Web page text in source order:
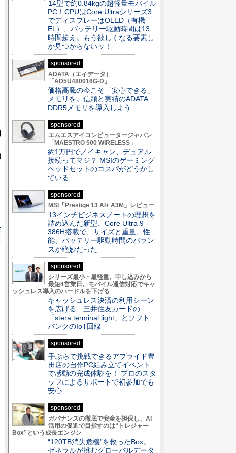
14型で約0.84kgの超軽量モバイル
PC！CPUはCore Ultraシリーズ3
でディスプレーはOLED（有機
EL）、バッテリー駆動時間は13
時間超え。もう欲しくなる要素し
か見つからないッ！
sponsored
ADATA（エイデータ）
「AD5U480016G-D」
価格高騰の今こそ「安心できる」
メモリを。信頼と実績のADATA
DDR5メモリを導入しよう
sponsored
エムエスアイコンピュータージャパン
「MAESTRO 500 WIRELESS」
約1万円でノイキャン、デュアル
接続ってマジ？ MSIのゲーミング
ヘッドセットのコスパがどうかし
ている
sponsored
MSI「Prestige 13 AI+ A3M」レビュー
13インチビジネスノートの理想を
詰め込んだ新型、Core Ultra 9
386H搭載で、サイズと重量、性
能、バッテリー駆動時間のバラン
スが絶妙だった
sponsored
シリーズ最小・最軽量、申し込みから
最短4営業日。モバイル通信対応でキャ
ッシュレス導入のハードルを下げる
キャッシュレス決済の利用シーン
を広げる 三井住友カードの
「stera terminal light」とソフト
バンクのIoT回線
sponsored
手ぶらで挑戦できるアプライド豊
田店の自作PC組み立てイベント
で感動の完成体験を！ プロのスタ
ッフによるサポートで初参加でも
安心
sponsored
ガバナンスの徹底で安全を担保し、AI
活用の促進で目指すのは“トレジャー
Box”という成長エンジン
“120TB消失危機”を救ったBox。
ゼネラルが挑むグローバルデータ